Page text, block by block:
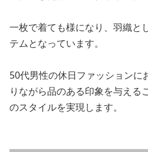
一枚で着ても様になり、羽織と
テムとなっています。
50代男性の休日ファッションに
りながら品のある印象を与える
のスタイルを実現します。